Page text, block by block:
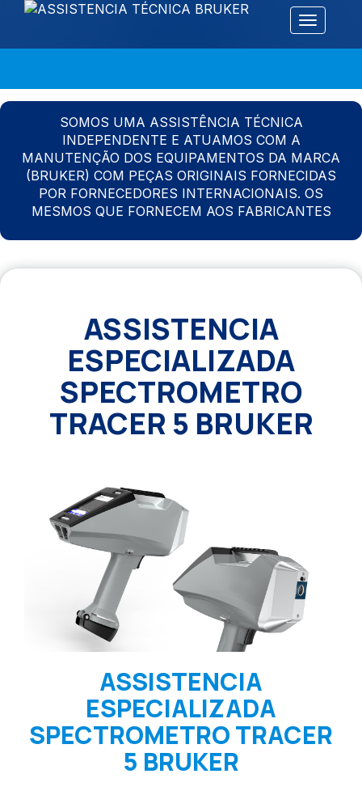
Alternar
SOMOS UMA ASSISTÊNCIA TÉCNICA
INDEPENDENTE E ATUAMOS COM A
MANUTENÇÃO DOS EQUIPAMENTOS DA MARCA
(BRUKER) COM PEÇAS ORIGINAIS FORNECIDAS
POR FORNECEDORES INTERNACIONAIS. OS
MESMOS QUE FORNECEM AOS FABRICANTES
ASSISTENCIA
ESPECIALIZADA
SPECTROMETRO
TRACER 5 BRUKER
ASSISTENCIA
ESPECIALIZADA
SPECTROMETRO TRACER
5 BRUKER